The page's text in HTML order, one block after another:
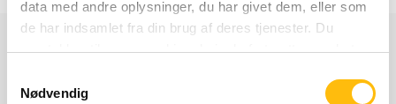
data med andre oplysninger, du har givet dem, eller som
de har indsamlet fra din brug af deres tjenester. Du
samtykker til vores cookies, hvis du fortsætter med at
Nødvendig